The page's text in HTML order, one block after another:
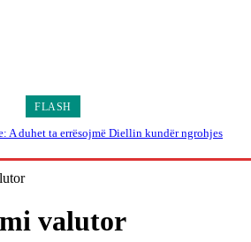
FLASH
A duhet ta errësojmë Diellin kundër ngrohjes
valutor